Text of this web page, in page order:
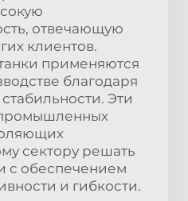
отвечающую
клиентов.
применяются
благодаря
Эти
сектору решать
с обеспечением
и гибкости.